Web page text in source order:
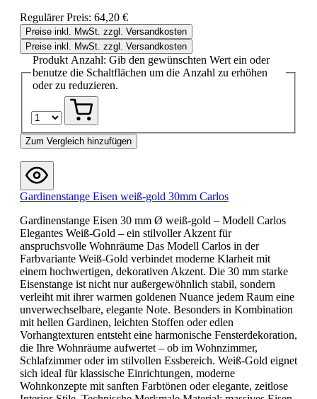
Regulärer Preis: 64,20 €
Preise inkl. MwSt. zzgl. Versandkosten
Preise inkl. MwSt. zzgl. Versandkosten
Produkt Anzahl: Gib den gewünschten Wert ein oder
benutze die Schaltflächen um die Anzahl zu erhöhen
oder zu reduzieren.
Zum Vergleich hinzufügen
Gardinenstange Eisen weiß-gold 30mm Carlos
Gardinenstange Eisen 30 mm Ø weiß-gold – Modell Carlos
Elegantes Weiß-Gold – ein stilvoller Akzent für
anspruchsvolle Wohnräume Das Modell Carlos in der
Farbvariante Weiß-Gold verbindet moderne Klarheit mit
einem hochwertigen, dekorativen Akzent. Die 30 mm starke
Eisenstange ist nicht nur außergewöhnlich stabil, sondern
verleiht mit ihrer warmen goldenen Nuance jedem Raum eine
unverwechselbare, elegante Note. Besonders in Kombination
mit hellen Gardinen, leichten Stoffen oder edlen
Vorhangtexturen entsteht eine harmonische Fensterdekoration,
die Ihre Wohnräume aufwertet – ob im Wohnzimmer,
Schlafzimmer oder im stilvollen Essbereich. Weiß-Gold eignet
sich ideal für klassische Einrichtungen, moderne
Wohnkonzepte mit sanften Farbtönen oder elegante, zeitlose